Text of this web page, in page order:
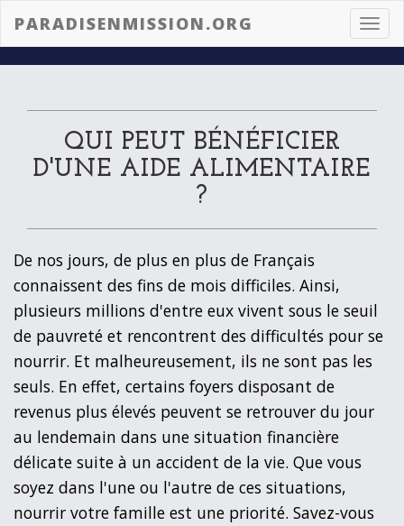
PARADISENMISSION.ORG
QUI PEUT BÉNÉFICIER
D'UNE AIDE ALIMENTAIRE
?
De nos jours, de plus en plus de Français
connaissent des fins de mois difficiles. Ainsi,
plusieurs millions d'entre eux vivent sous le seuil
de pauvreté et rencontrent des difficultés pour se
nourrir. Et malheureusement, ils ne sont pas les
seuls. En effet, certains foyers disposant de
revenus plus élevés peuvent se retrouver du jour
au lendemain dans une situation financière
délicate suite à un accident de la vie. Que vous
soyez dans l'une ou l'autre de ces situations,
nourrir votre famille est une priorité. Savez-vous